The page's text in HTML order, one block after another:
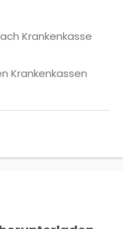
Krankenkasse
Krankenkassen